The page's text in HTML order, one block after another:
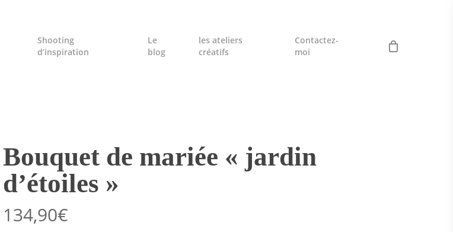
Shooting
d’inspiration
Le
blog
les ateliers
créatifs
Contactez-
moi
Bouquet de mariée « jardin
d’étoiles »
134,90€